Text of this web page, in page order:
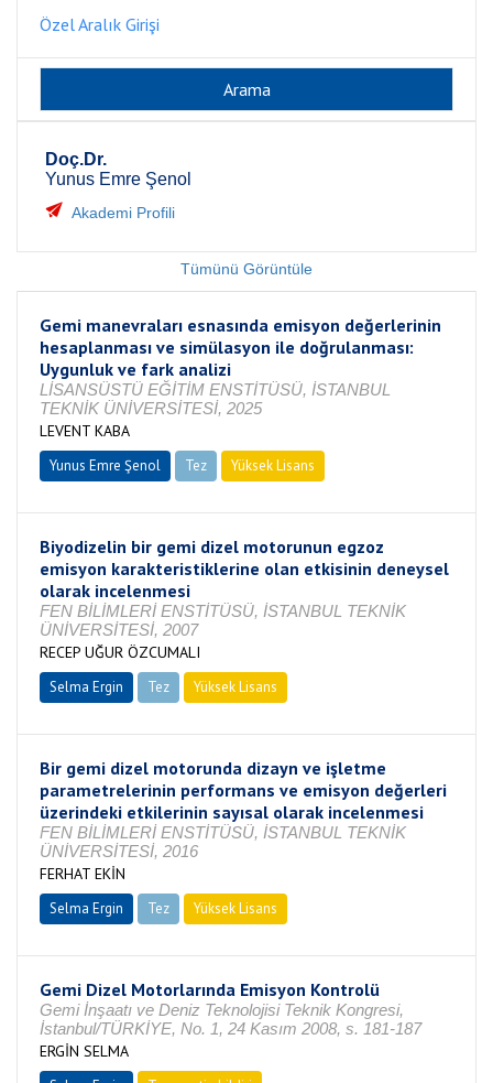
Özel Aralık Girişi
Doç.Dr.
Yunus Emre Şenol
Akademi Profili
Tümünü Görüntüle
Gemi manevraları esnasında emisyon değerlerinin
hesaplanması ve simülasyon ile doğrulanması:
Uygunluk ve fark analizi
LİSANSÜSTÜ EĞİTİM ENSTİTÜSÜ, İSTANBUL
TEKNİK ÜNİVERSİTESİ, 2025
LEVENT KABA
Yunus Emre Şenol Tez Yüksek Lisans
Biyodizelin bir gemi dizel motorunun egzoz
emisyon karakteristiklerine olan etkisinin deneysel
olarak incelenmesi
FEN BİLİMLERİ ENSTİTÜSÜ, İSTANBUL TEKNİK
ÜNİVERSİTESİ, 2007
RECEP UĞUR ÖZCUMALI
Selma Ergin Tez Yüksek Lisans
Bir gemi dizel motorunda dizayn ve işletme
parametrelerinin performans ve emisyon değerleri
üzerindeki etkilerinin sayısal olarak incelenmesi
FEN BİLİMLERİ ENSTİTÜSÜ, İSTANBUL TEKNİK
ÜNİVERSİTESİ, 2016
FERHAT EKİN
Selma Ergin Tez Yüksek Lisans
Gemi Dizel Motorlarında Emisyon Kontrolü
Gemi İnşaatı ve Deniz Teknolojisi Teknik Kongresi,
İstanbul/TÜRKİYE, No. 1, 24 Kasım 2008, s. 181-187
ERGİN SELMA